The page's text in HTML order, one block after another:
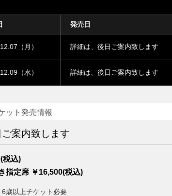
発売日
（月） 詳細は、後日ご案内致します
（水） 詳細は、後日ご案内致します
ット発売情報
案内致します
税込)
指定席 ￥16,500(税込)
歳以上チケット必要